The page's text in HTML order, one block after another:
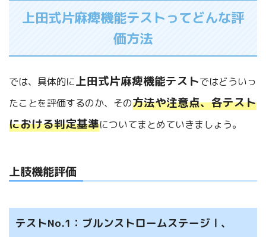
上田式片麻痺機能テストってどんな評
価方法
では、具体的に上田式片麻痺機能テストではどういっ
たことを評価するのか、その方法や注意点、各テスト
における判定基準についてまとめていきましょう。
上肢機能評価
テストNo.1：ブルンストロームステージⅠ、